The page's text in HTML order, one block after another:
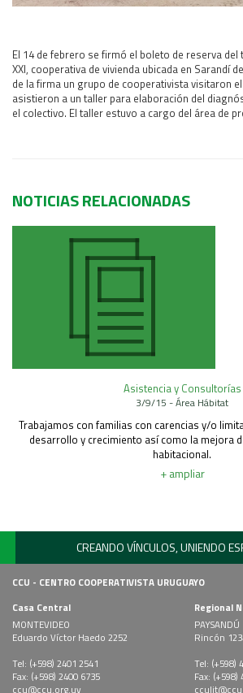
Acerca del Área
Programas Centrales
REGIONAL LITORAL
Revista Dinámica
CONTACTO
El 14 de febrero se firmó el boleto de reserva del
XXI, cooperativa de vivienda ubicada en Sarandí
de la firma un grupo de cooperativista visitaron
asistieron a un taller para elaboración del
el colectivo. El taller estuvo a cargo del área de
NOTICIAS RELACIONADAS
Asistencia y Consultorías
3/9/15 - Área Hábitat
Trabajamos con familias con carencias y/o
desarrollo y crecimiento así como la mejora
habitacional.
+ ampliar
CREANDO VÍNCULOS, UNIENDO
CCU - CENTRO COOPERATIVISTA URUGUAYO
Casa Central
MONTEVIDEO
Eduardo Víctor Haedo 2252
Tel: (+598) 2401 2541
Fax: (+598) 2400 6735
ccu@ccu.org.uy
Regional
PAYSANDÚ
Rincón
Tel: (+598)
Fax: (+598)